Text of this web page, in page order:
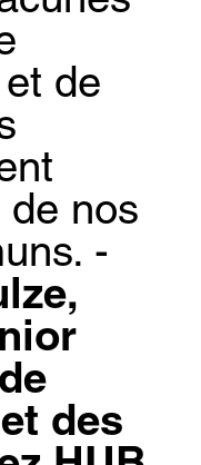
de
de nos
-
des